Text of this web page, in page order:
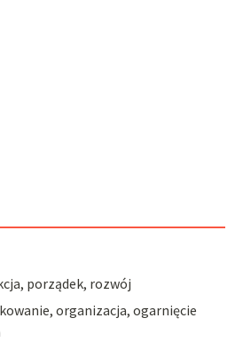
porządek, rozwój
organizacja, ogarnięcie